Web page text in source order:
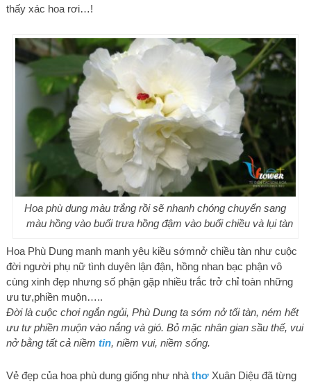
thấy xác hoa rơi…!
Hoa phù dung màu trắng rồi sẽ nhanh chóng chuyển sang
màu hồng vào buổi trưa hồng đậm vào buổi chiều và lụi tàn
Hoa Phù Dung manh manh yêu kiều sớmnở chiều tàn như cuộc
đời người phụ nữ tình duyên lận đận, hồng nhan bạc phận vô
cùng xinh đẹp nhưng số phận gặp nhiều trắc trở chỉ toàn những
ưu tư,phiền muộn…..
Đời là cuộc chơi ngắn ngủi, Phù Dung ta sớm nở tối tàn, ném hết
ưu tư phiền muộn vào nắng và gió. Bỏ mặc nhân gian sầu thế, vui
nở bằng tất cả niềm tin, niềm vui, niềm sống.
Vẻ đẹp của hoa phù dung giống như nhà thơXuân Diệu đã từng